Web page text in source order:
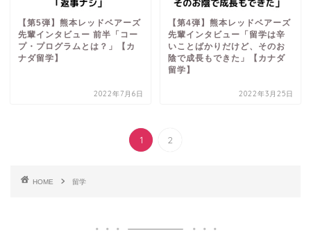
【第5弾】熊本レッドベアーズ
先輩インタビュー 前半「コー
プ・プログラムとは？」【カ
ナダ留学】
2022年7月6日
【第4弾】熊本レッドベアーズ
先輩インタビュー「留学は辛
いことばかりだけど、そのお
陰で成長もできた」【カナダ
留学】
2022年3月25日
1 2
HOME 留学